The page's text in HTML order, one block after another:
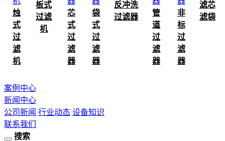
烛
式
过
滤
机
板式
过滤
机
芯
式
过
滤
器
袋
式
过
滤
器
反冲洗
过滤器
管
道
过
滤
器
非
标
过
滤
器
滤芯
滤袋
案例中心
新闻中心
公司新闻 行业动态 设备知识
联系我们
搜索